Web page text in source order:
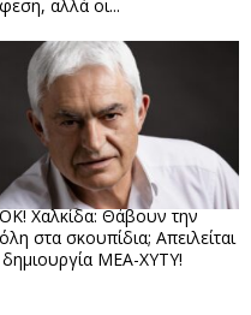
αλλά οι...
Χαλκίδα: Θάβουν την
στα σκουπίδια; Απειλείται
ΜΕΑ-ΧΥΤΥ!